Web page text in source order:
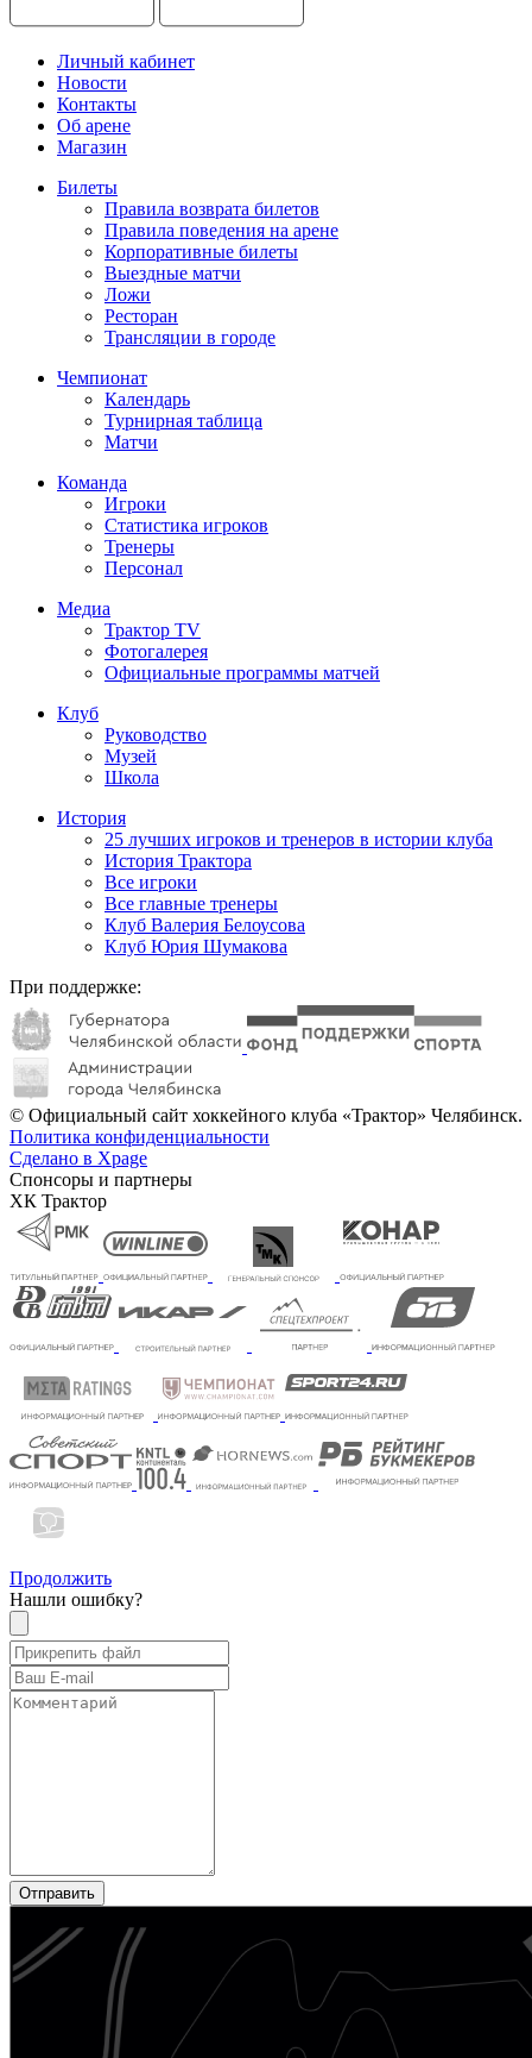
Личный кабинет
Новости
Контакты
Об арене
Магазин
Билеты
Правила возврата билетов
Правила поведения на арене
Корпоративные билеты
Выездные матчи
Ложи
Ресторан
Трансляции в городе
Чемпионат
Календарь
Турнирная таблица
Матчи
Команда
Игроки
Статистика игроков
Тренеры
Персонал
Медиа
Трактор TV
Фотогалерея
Официальные программы матчей
Клуб
Руководство
Музей
Школа
История
25 лучших игроков и тренеров в истории клуба
История Трактора
Все игроки
Все главные тренеры
Клуб Валерия Белоусова
Клуб Юрия Шумакова
При поддержке:
© Официальный сайт хоккейного клуба «Трактор» Челябинск.
Политика конфиденциальности
Сделано в Xpage
Спонсоры и партнеры
ХК Трактор
Продолжить
Нашли ошибку?